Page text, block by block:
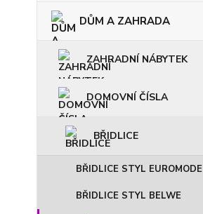
DŮM A ZAHRADA
ZAHRADNÍ NÁBYTEK
DOMOVNÍ ČÍSLA
BŘIDLICE
BŘIDLICE STYL EUROMODE
BŘIDLICE STYL BELWE